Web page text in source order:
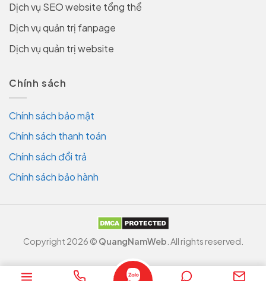
Dịch vụ SEO website tổng thể
Dịch vụ quản trị fanpage
Dịch vụ quản trị website
Chính sách
Chính sách bảo mật
Chính sách thanh toán
Chính sách đổi trả
Chính sách bảo hành
Copyright 2026 © QuangNamWeb . All rights reserved.